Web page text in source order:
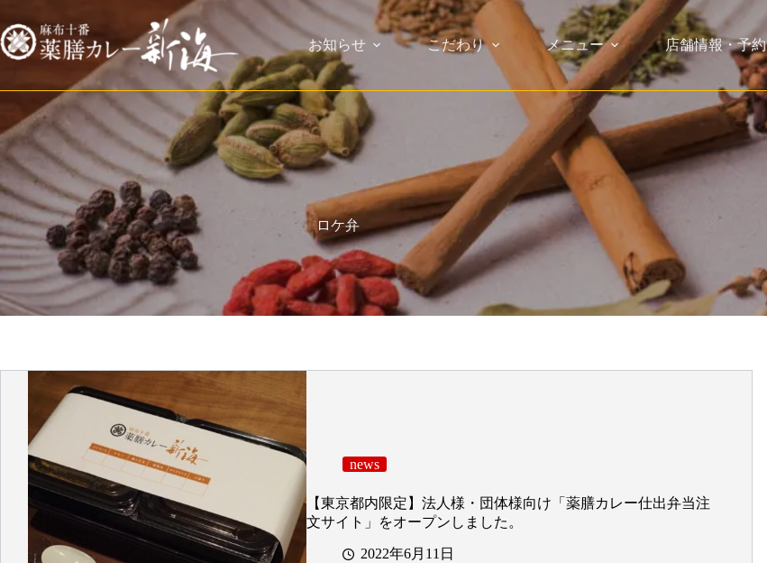
お知らせ こだわり メニュー 店舗情報・予約
ロケ弁
news
【東京都内限定】法人様・団体様向け「薬膳カレー仕出弁当注
文サイト」をオープンしました。
2022年6月11日